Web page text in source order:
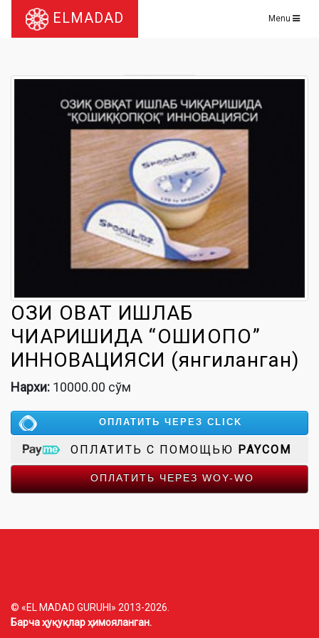
ELMADAD Menu
ОЗИҚ ОВҚАТ ИШЛАБ
ЧИҚАРИШИДА “ҚОШИҚҚОПҚОҚ”
ИННОВАЦИЯСИ (янгиланган)
Нархи: 10000.00 сўм
ОПЛАТИТЬ ЧЕРЕЗ CLICK
ОПЛАТИТЬ С ПОМОЩЬЮ PAYCOM
ОПЛАТИТЬ ЧЕРЕЗ WOY-WO
© «EL MADAD GURUHI» 2013-2026.
Барча ҳуқуқлар ҳимояланган.